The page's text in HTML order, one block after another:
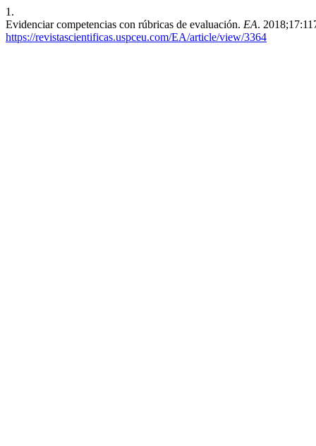
1.
Evidenciar competencias con rúbricas de evaluación. EA.
https://revistascientificas.uspceu.com/EA/article/view/3364